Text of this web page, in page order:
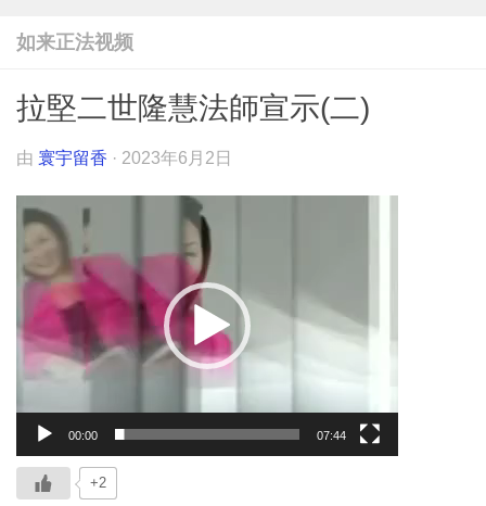
如来正法视频
拉堅二世隆慧法師宣示(二)
由 寰宇留香 · 2023年6月2日
视
播
器
00:00 07:44
+2